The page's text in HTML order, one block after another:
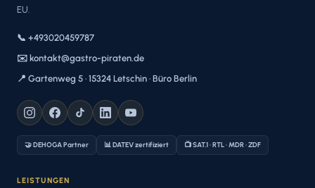
EU.
📞 +493020459787
✉️ kontakt@gastro-piraten.de
📍 Gartenweg 5 · 15324 Letschin · Büro Berlin
🤝 DEHOGA Partner 📊 DATEV zertifiziert 📺 SAT.1 · RTL · MDR · ZDF
LEISTUNGEN